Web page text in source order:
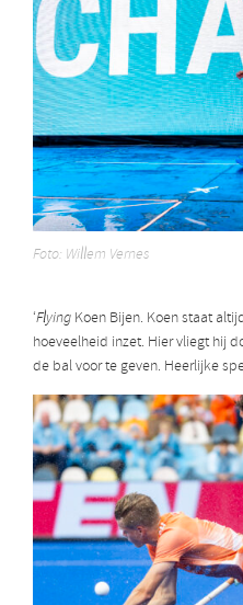
Foto: Willem Vernes
‘Flying Koen Bijen. Koen staat
hoeveelheid inzet. Hier vliegt hij
de bal voor te geven. Heerlijke